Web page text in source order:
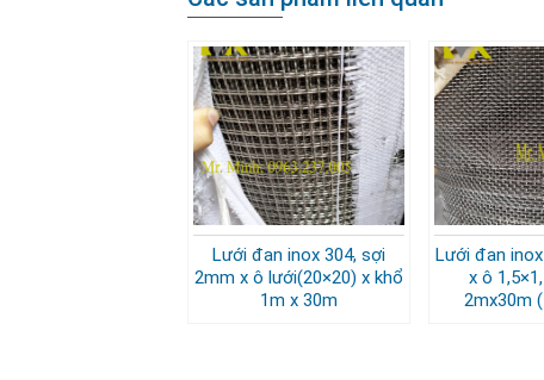
Lưới đan inox 304, sợi
2mm x ô lưới(20×20) x khổ
1m x 30m
Lưới đan
x ô
2mx30m